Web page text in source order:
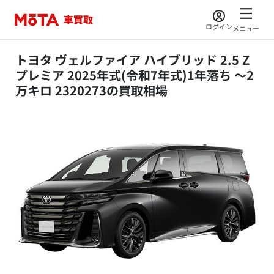
ログインメニュー
トヨタ ヴェルファイア ハイブリッド 2.5 Z
プレミア 2025年式(令和7年式)1年落ち ～2
万キロ 2320273の買取相場